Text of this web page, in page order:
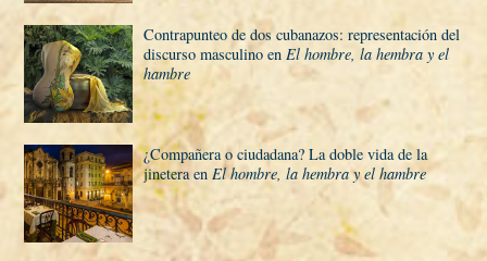
Contrapunteo de dos cubanazos: representación del
discurso masculino en El hombre, la hembra y el
hambre
¿Compañera o ciudadana? La doble vida de la
jinetera en El hombre, la hembra y el hambre